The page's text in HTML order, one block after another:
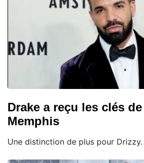
Drake a reçu les clés
Memphis
Une distinction de plus pour Drizzy.